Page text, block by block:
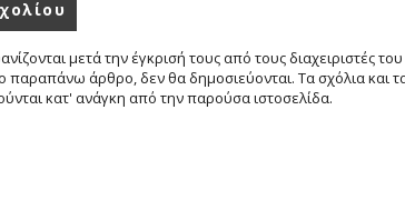
μετά την έγκρισή τους από τους διαχειριστές
παραπάνω άρθρο, δεν θα δημοσιεύονται. Τα σχόλια και
κατ' ανάγκη από την παρούσα ιστοσελίδα.